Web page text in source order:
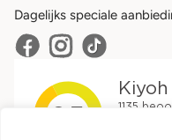
Dagelijks speciale